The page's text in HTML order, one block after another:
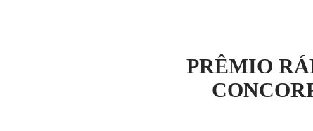
PRÊMIO